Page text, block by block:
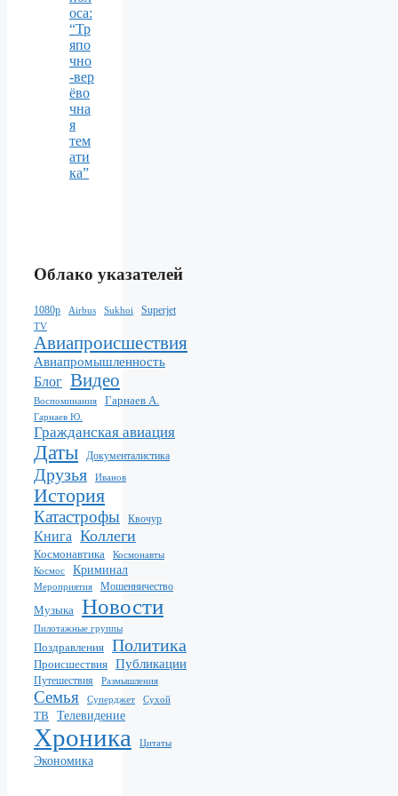
оса:
“Тр
япо
чно
-вер
ёво
чна
я
тем
ати
ка”
Облако указателей
1080p Airbus Sukhoi Superjet
TV
Авиапроисшествия
Авиапромышленность
Блог Видео
Воспоминания Гарнаев А.
Гарнаев Ю.
Гражданская авиация
Даты Документалистика
Друзья Иванов
История
Катастрофы Квочур
Книга Коллеги
Космонавтика
Космонавты
Космос
Криминал
Мероприятия Мошенничество
Музыка Новости
Пилотажные группы
Поздравления Политика
Происшествия Публикации
Путешествия Размышления
Семья Суперджет Сухой
ТВ Телевидение
Хроника Цитаты
Экономика